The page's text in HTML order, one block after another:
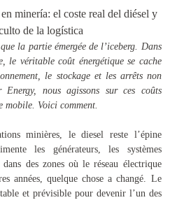
la partie émergée de l’iceberg. Dans
le véritable coût énergétique se cache
le stockage et les arrêts non
nous agissons sur ces coûts
mobile. Voici comment.
minières, le diesel reste l’épine
les générateurs, les systèmes
des zones où le réseau électrique
années, quelque chose a changé. Le
et prévisible pour devenir l’un des